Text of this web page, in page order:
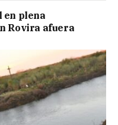
en plena
Rovira afuera